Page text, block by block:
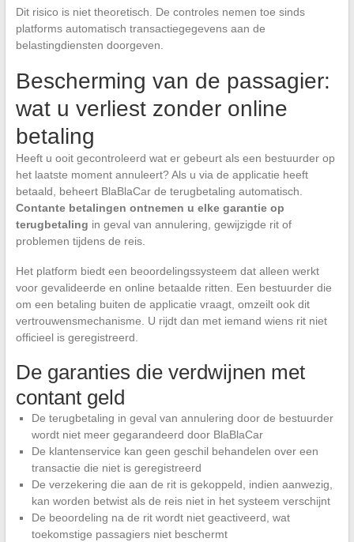
Dit risico is niet theoretisch. De controles nemen toe sinds
platforms automatisch transactiegegevens aan de
belastingdiensten doorgeven.
Bescherming van de passagier:
wat u verliest zonder online
betaling
Heeft u ooit gecontroleerd wat er gebeurt als een bestuurder op
het laatste moment annuleert? Als u via de applicatie heeft
betaald, beheert BlaBlaCar de terugbetaling automatisch.
Contante betalingen ontnemen u elke garantie op
terugbetaling in geval van annulering, gewijzigde rit of
problemen tijdens de reis.
Het platform biedt een beoordelingssysteem dat alleen werkt
voor gevalideerde en online betaalde ritten. Een bestuurder die
om een betaling buiten de applicatie vraagt, omzeilt ook dit
vertrouwensmechanisme. U rijdt dan met iemand wiens rit niet
officieel is geregistreerd.
De garanties die verdwijnen met
contant geld
De terugbetaling in geval van annulering door de bestuurder
wordt niet meer gegarandeerd door BlaBlaCar
De klantenservice kan geen geschil behandelen over een
transactie die niet is geregistreerd
De verzekering die aan de rit is gekoppeld, indien aanwezig,
kan worden betwist als de reis niet in het systeem verschijnt
De beoordeling na de rit wordt niet geactiveerd, wat
toekomstige passagiers niet beschermt